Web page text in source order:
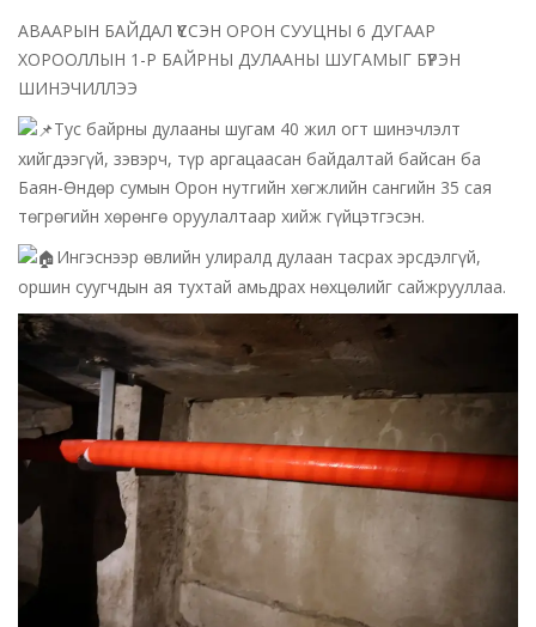
АВААРЫН БАЙДАЛ ҮҮССЭН ОРОН СУУЦНЫ 6 ДУГААР
ХОРООЛЛЫН 1-Р БАЙРНЫ ДУЛААНЫ ШУГАМЫГ БҮРЭН
ШИНЭЧИЛЛЭЭ
Тус байрны дулааны шугам 40 жил огт шинэчлэлт
хийгдээгүй, зэвэрч, түр аргацаасан байдалтай байсан ба
Баян-Өндөр сумын Орон нутгийн хөгжлийн сангийн 35 сая
төгрөгийн хөрөнгө оруулалтаар хийж гүйцэтгэсэн.
Ингэснээр өвлийн улиралд дулаан тасрах эрсдэлгүй,
оршин суугчдын ая тухтай амьдрах нөхцөлийг сайжрууллаа.